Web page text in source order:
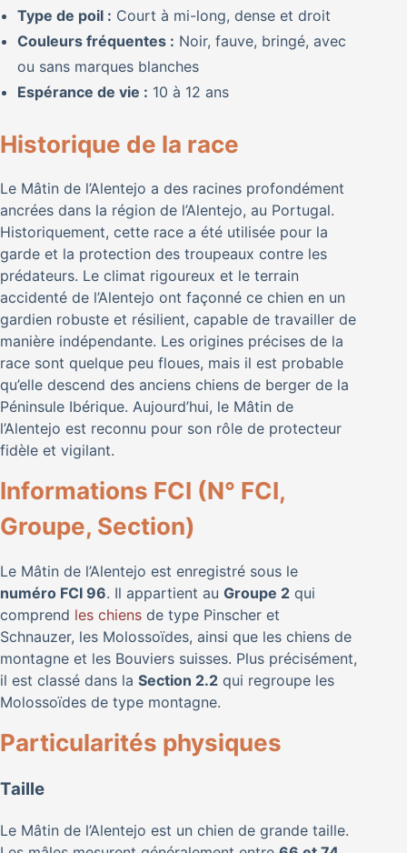
Type de poil : Court à mi-long, dense et droit
Couleurs fréquentes : Noir, fauve, bringé, avec
ou sans marques blanches
Espérance de vie : 10 à 12 ans
Historique de la race
Le Mâtin de l’Alentejo a des racines profondément
ancrées dans la région de l’Alentejo, au Portugal.
Historiquement, cette race a été utilisée pour la
garde et la protection des troupeaux contre les
prédateurs. Le climat rigoureux et le terrain
accidenté de l’Alentejo ont façonné ce chien en un
gardien robuste et résilient, capable de travailler de
manière indépendante. Les origines précises de la
race sont quelque peu floues, mais il est probable
qu’elle descend des anciens chiens de berger de la
Péninsule Ibérique. Aujourd’hui, le Mâtin de
l’Alentejo est reconnu pour son rôle de protecteur
fidèle et vigilant.
Informations FCI (N° FCI,
Groupe, Section)
Le Mâtin de l’Alentejo est enregistré sous le
numéro FCI 96. Il appartient au Groupe 2 qui
comprend les chiens de type Pinscher et
Schnauzer, les Molossoïdes, ainsi que les chiens de
montagne et les Bouviers suisses. Plus précisément,
il est classé dans la Section 2.2 qui regroupe les
Molossoïdes de type montagne.
Particularités physiques
Taille
Le Mâtin de l’Alentejo est un chien de grande taille.